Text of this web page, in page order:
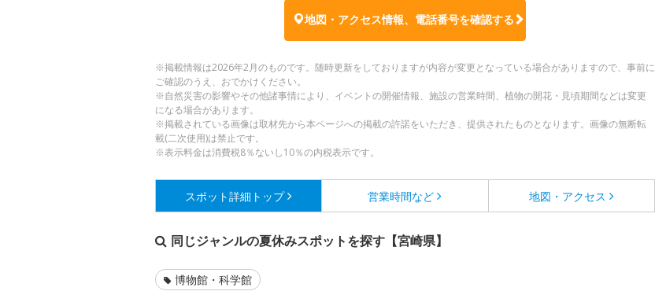
地図・アクセス情報、電話番号を確認する
※掲載情報は2026年2月のものです。随時更新をしておりますが内容が変更となっている場合がありますので、事前に
ご確認のうえ、おでかけください。
※自然災害の影響やその他諸事情により、イベントの開催情報、施設の営業時間、植物の開花・見頃期間などは変更
になる場合があります。
※掲載されている画像は取材先から本ページへの掲載の許諾をいただき、提供されたものとなります。画像の無断転
載(二次使用)は禁止です。
※表示料金は消費税8％ないし10％の内税表示です。
スポット詳細 トップ 営業時間など 地図・アクセス
同じジャンルの夏休みスポットを探す【宮崎県】
博物館・科学館